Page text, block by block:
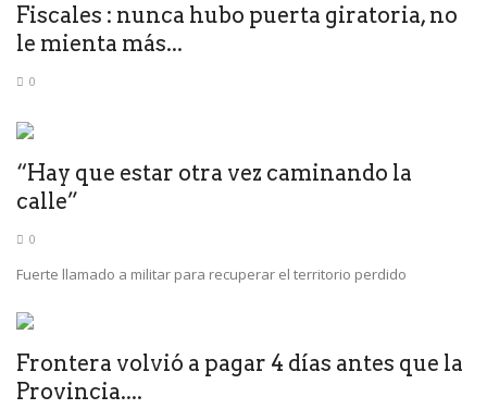
Fiscales : nunca hubo puerta giratoria, no
le mienta más...
0
“Hay que estar otra vez caminando la
calle”
0
Fuerte llamado a militar para recuperar el territorio perdido
Frontera volvió a pagar 4 días antes que la
Provincia....